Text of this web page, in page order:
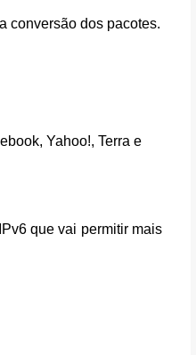
conversão dos pacotes.
Yahoo!, Terra e
que vai permitir mais